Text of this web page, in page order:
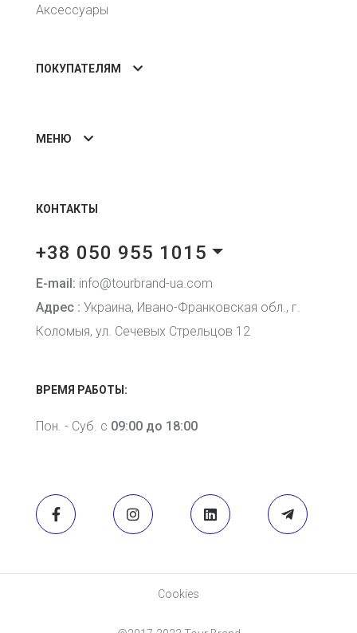
Аксессуары
ПОКУПАТЕЛЯМ
МЕНЮ
КОНТАКТЫ
+38 050 955 1015
E-mail: info@tourbrand-ua.com
Адрес : Украина, Ивано-Франковская обл., г.
Коломыя, ул. Сечевых Стрельцов 12
ВРЕМЯ РАБОТЫ:
Пон. - Суб. с 09:00 до 18:00
Cookies